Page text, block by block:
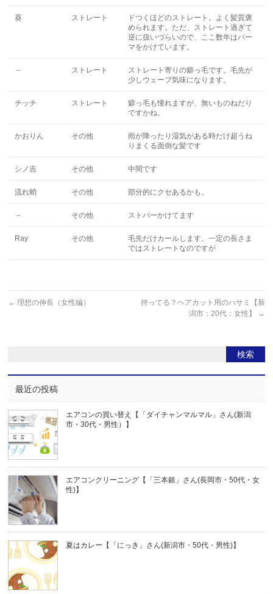
葵 ストレート
ドつくほどのストレート。よく髪質褒
められます。ただ、ストレート過ぎて
逆に扱いづらいので、ここ数年はパー
マをかけています。
－ ストレート
ストレート寄りの癖っ毛です。毛先が
少しウェーブ気味になります。
チッチ ストレート
癖っ毛も憧れますが、無いものねだり
ですかね。
かおりん その他
雨が降ったり湿気がある時だけ超うね
りまくる面倒な髪です
シノ吉 その他 中間です
流れ蛸 その他 部分的にクセあるかも。
－ その他 ストパーかけてます
Ray その他
毛先だけカールします。一定の長さま
ではストレートなのですが
← 理想の伸長（女性編）
持ってる？ヘアカット用のハサミ【新
潟市：20代：女性】
→
最近の投稿
エアコンの買い替え【「ダイチャンマルマル」さん(新潟
市・30代・男性）】
エアコンクリーニング【「三本銀」さん(長岡市・50代・女
性)】
夏はカレー【「にっき」さん(新潟市・50代・男性)】